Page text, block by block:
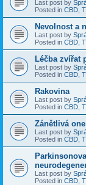
Last post by
Posted in CBD,
Nevolnost a
Last post by
Posted in CBD,
Léčba zvířat
Last post by
Posted in CBD,
Rakovina
Last post by
Posted in CBD,
Zánětlivá
Last post by
Posted in CBD,
Last post by
Posted in CBD,